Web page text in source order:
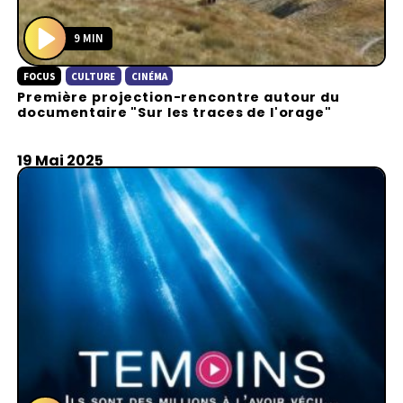
P
l
a
9 MIN
FOCUS CULTURE CINÉMA
Première projection-rencontre autour du
documentaire "Sur les traces de l'orage"
19 Mai 2025